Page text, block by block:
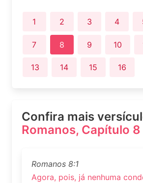
1 2 3 4
7 8 9 10
13 14 15 16
Confira mais
Romanos, Capítulo 8
Romanos 8:1
Agora, pois, já nenhuma